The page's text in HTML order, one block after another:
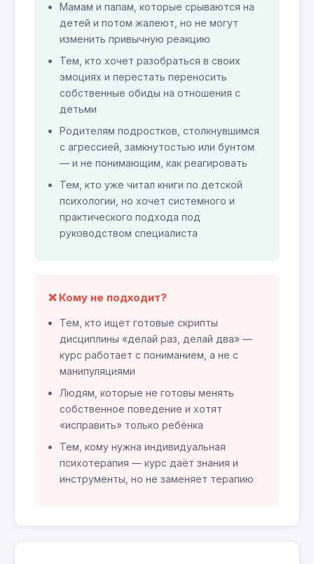
Мамам и папам, которые срываются на
детей и потом жалеют, но не могут
изменить привычную реакцию
Тем, кто хочет разобраться в своих
эмоциях и перестать переносить
собственные обиды на отношения с
детьми
Родителям подростков, столкнувшимся
с агрессией, замкнутостью или бунтом
— и не понимающим, как реагировать
Тем, кто уже читал книги по детской
психологии, но хочет системного и
практического подхода под
руководством специалиста
❌ Кому не подходит?
Тем, кто ищет готовые скрипты
дисциплины «делай раз, делай два» —
курс работает с пониманием, а не с
манипуляциями
Людям, которые не готовы менять
собственное поведение и хотят
«исправить» только ребёнка
Тем, кому нужна индивидуальная
психотерапия — курс даёт знания и
инструменты, но не заменяет терапию